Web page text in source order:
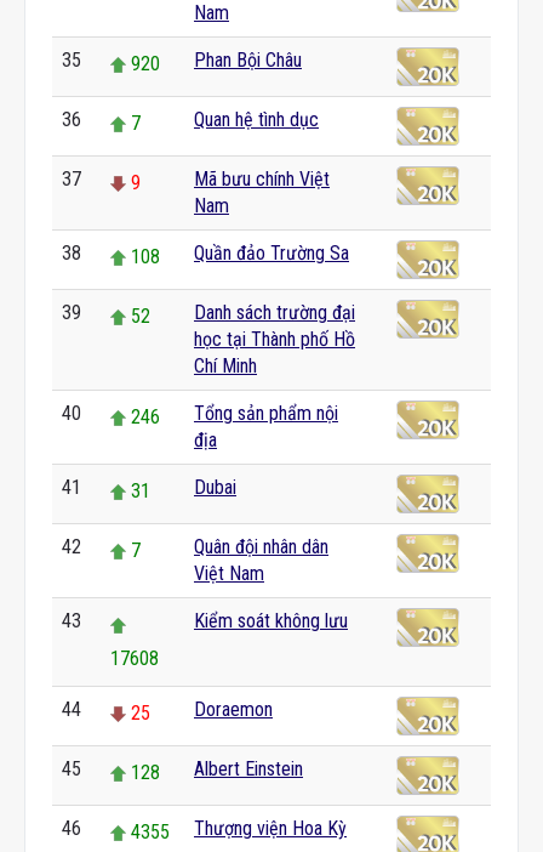
Nam
35 920 Phan Bội Châu
36 7 Quan hệ tình dục
37 9
Mã bưu chính Việt
Nam
38 108 Quần đảo Trường Sa
39 52
Danh sách trường đại
học tại Thành phố Hồ
Chí Minh
40 246
Tổng sản phẩm nội
địa
41 31 Dubai
42 7
Quân đội nhân dân
Việt Nam
43
17608
Kiểm soát không lưu
44 25 Doraemon
45 128 Albert Einstein
46 4355 Thượng viện Hoa Kỳ